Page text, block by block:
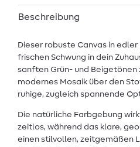
Beschreibung
Dieser robuste Canvas in edler
frischen Schwung in dein
sanften Grün- und Beigetönen
modernes Mosaik über den
ruhige, zugleich spannende
Die natürliche Farbgebung
zeitlos, während das klare,
einen stilvollen, zeitgemäßen